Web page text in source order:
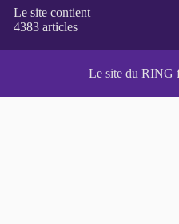
Le site du RING